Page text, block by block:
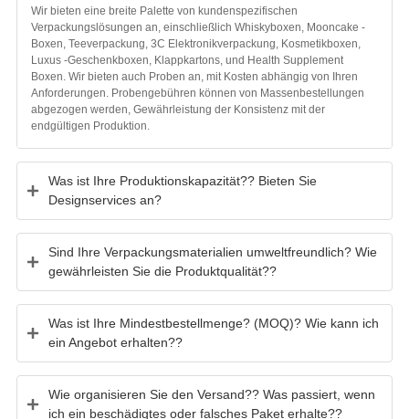
Wir bieten eine breite Palette von kundenspezifischen
Verpackungslösungen an, einschließlich Whiskyboxen, Mooncake -
Boxen, Teeverpackung, 3C Elektronikverpackung, Kosmetikboxen,
Luxus -Geschenkboxen, Klappkartons, und Health Supplement
Boxen. Wir bieten auch Proben an, mit Kosten abhängig von Ihren
Anforderungen. Probengebühren können von Massenbestellungen
abgezogen werden, Gewährleistung der Konsistenz mit der
endgültigen Produktion.
Was ist Ihre Produktionskapazität?? Bieten Sie
Designservices an?
Sind Ihre Verpackungsmaterialien umweltfreundlich? Wie
gewährleisten Sie die Produktqualität??
Was ist Ihre Mindestbestellmenge? (MOQ)? Wie kann ich
ein Angebot erhalten??
Wie organisieren Sie den Versand?? Was passiert, wenn
ich ein beschädigtes oder falsches Paket erhalte??